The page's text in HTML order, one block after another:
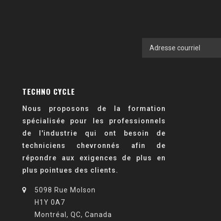
TECHNO CYCLE
Nous proposons de la formation
spécialisée pour les professionnels
de l'industrie qui ont besoin de
techniciens chevronnés afin de
répondre aux exigences de plus en
plus pointues des clients.
5098 Rue Molson
H1Y 0A7
Montréal, QC, Canada